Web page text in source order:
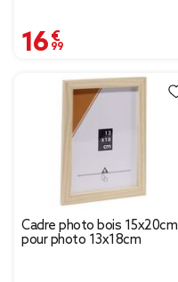
16,99 €
Cadre photo bois 15x20cm
pour photo 13x18cm